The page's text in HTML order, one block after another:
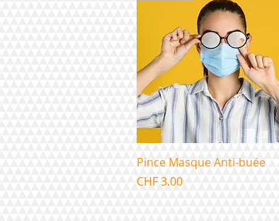
Aperçu rapide
Pince Masque Anti-buée
Prix
CHF 3.00